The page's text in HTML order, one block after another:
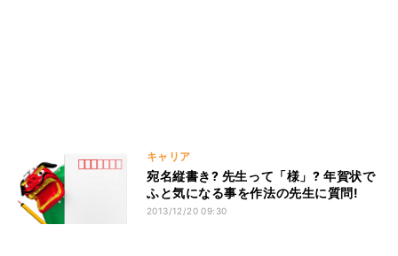
キャリア
宛名縦書き? 先生って「様」? 年賀状で
ふと気になる事を作法の先生に質問!
2013/12/20 09:30